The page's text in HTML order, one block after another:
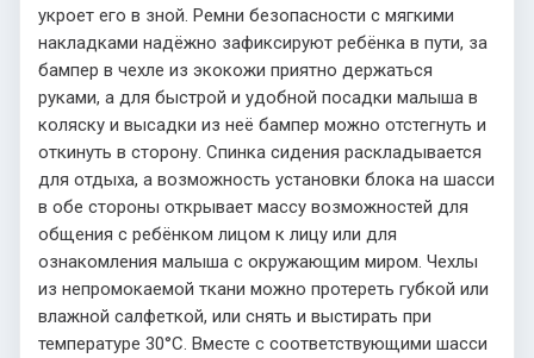
укроет его в зной. Ремни безопасности с мягкими
накладками надёжно зафиксируют ребёнка в пути, за
бампер в чехле из экокожи приятно держаться
руками, а для быстрой и удобной посадки малыша в
коляску и высадки из неё бампер можно отстегнуть и
откинуть в сторону. Спинка сидения раскладывается
для отдыха, а возможность установки блока на шасси
в обе стороны открывает массу возможностей для
общения с ребёнком лицом к лицу или для
ознакомления малыша с окружающим миром. Чехлы
из непромокаемой ткани можно протереть губкой или
влажной салфеткой, или снять и выстирать при
температуре 30°С. Вместе с соответствующими шасси